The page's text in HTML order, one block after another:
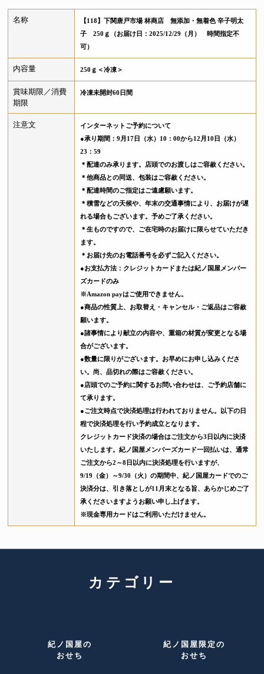
名称
【118】下関唐戸市場 林商店 無添加・無着色 辛子明太
子 250ｇ（お届け日：2025/12/29（月） 時間指定不
可）
内容量 250ｇ＜冷凍＞
賞味期限／消費
期限
冷凍未開封60日間
注意文
インターネットご予約について
●承り期間：9月17日（水）10：00から12月10日（水）
23：59
＊配達のみ承ります。店頭でのお渡しはご容赦ください。
＊他商品との同送、包装はご容赦ください。
＊配達時間のご指定はご遠慮願います。
＊積雪などの天候や、年末の交通事情により、お届けが遅
れる場合もございます。予めご了承ください。
＊生ものですので、ご在宅時のお届けに限らせていただき
ます。
＊お届け先のお電話番号を必ずご記入ください。
●お支払方法：クレジットカードまたは紀ノ国屋メンバー
ズカードのみ
※Amazon payはご使用できません。
●商品の性質上、お取替え・キャンセル・ご返品はご容赦
願います。
●諸事情により献立の内容や、重箱の材質が変更となる場
合がございます。
●数量に限りがございます。お早めにお申し込みくださ
い。尚、品切れの際はご容赦ください。
●店頭でのご予約に関するお問い合わせは、ご予約店舗に
て承ります。
●ご注文時点で決済処理は行われておりません。以下の日
程で決済処理を行い予約成立となります。
クレジットカード決済の場合はご注文から3日以内に決済
いたします。紀ノ国屋メンバーズカード一回払いは、通常
ご注文から2～8日以内に決済処理を行いますが、
9/19（金）～9/30（火）の期間中、紀ノ国屋カードでのご
決済分は、引き落としが11月末となる旨、あらかじめご了
承くださいますようお願い申し上げます。
※現金専用カードはご利用いただけません。
カテゴリー
紀ノ国屋の
おせち
紀ノ国屋限定の
おせち